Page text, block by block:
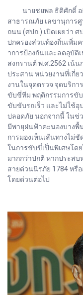
นายชยพล ธิติศักดิ์ อธิ
สาธารณภัย เลขานุการ
ถนน (ศปถ.) เปิดเผยว่า ศ
ปกครองส่วนท้องถิ่นเพิ่ม
าการป้องกันและลดอุบัติ
สงกรานต์ พ.ศ.2562 เน้น
ประสาน หน่วยงานที่เกี่
งานในจุดตรวจ จุดบริกา
ขับขี่ทีม พฤติกรรมการขับ
ขับขับรถเร็ว และไม่ใช้
ปลอดภัย นอกจากนี้ ในช่ว
มีพายุฝนฟ้าคะนองบางพื้
การมองเห็นเส้นทางไม่
ในการขับขี่เป็นพิเศษโด
มากกว่าปกติ หากประสบ
สายด่วนนิรภัย 1784 หรื
โดยด่วนต่อไป